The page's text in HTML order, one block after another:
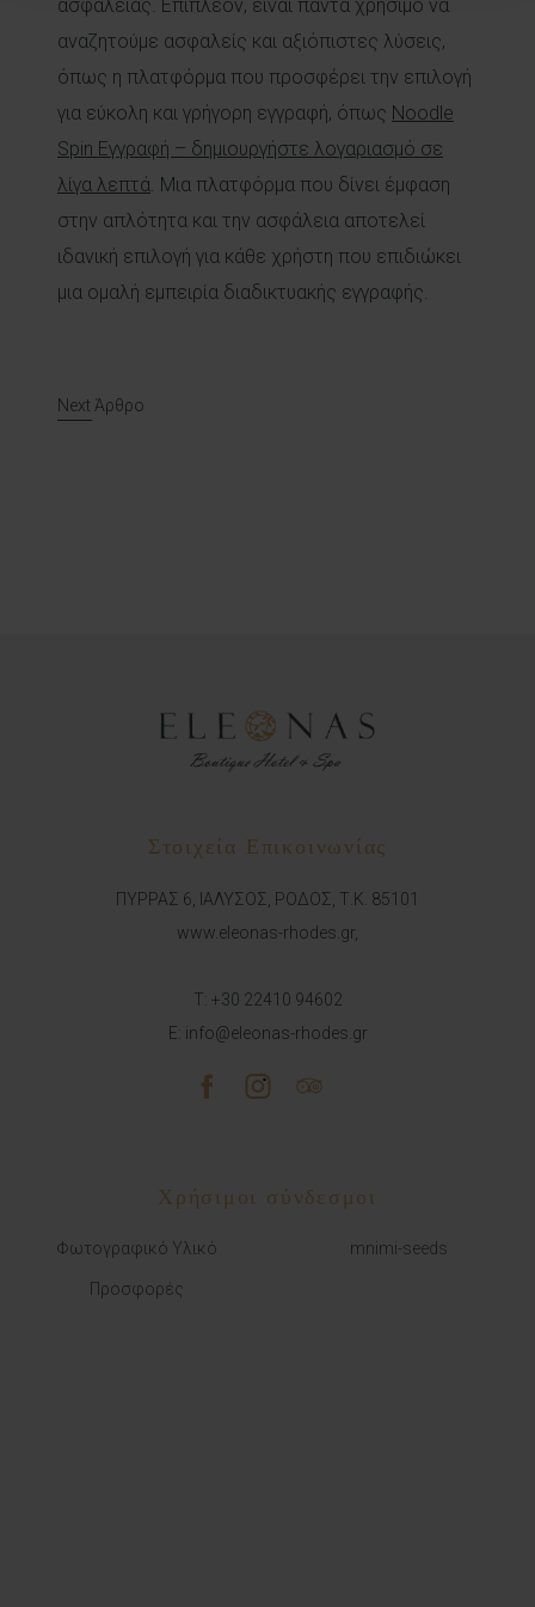
ασφαλείας. Επιπλέον, είναι πάντα χρήσιμο να
αναζητούμε ασφαλείς και αξιόπιστες λύσεις,
όπως η πλατφόρμα που προσφέρει την επιλογή
για εύκολη και γρήγορη εγγραφή, όπως Noodle
Spin Εγγραφή – δημιουργήστε λογαριασμό σε
λίγα λεπτά. Μια πλατφόρμα που δίνει έμφαση
στην απλότητα και την ασφάλεια αποτελεί
ιδανική επιλογή για κάθε χρήστη που επιδιώκει
μια ομαλή εμπειρία διαδικτυακής εγγραφής.
Post navigation
Next Άρθρο
Στοιχεία Επικοινωνίας
ΠΥΡΡΑΣ 6, ΙΑΛΥΣΟΣ, ΡΟΔΟΣ, Τ.Κ. 85101
www.eleonas-rhodes.gr,
T: +30 22410 94602
E: info@eleonas-rhodes.gr
Χρήσιμοι σύνδεσμοι
Φωτογραφικό Υλικό
Προσφορές
mnimi-seeds